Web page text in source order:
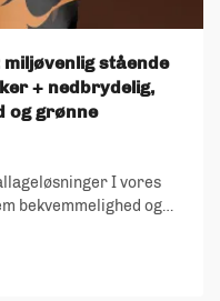
stående
+ nedbrydelig,
og grønne
I vores
bekvemmelighed og
et vigtigt